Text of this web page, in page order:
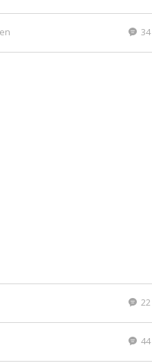
34
22
44